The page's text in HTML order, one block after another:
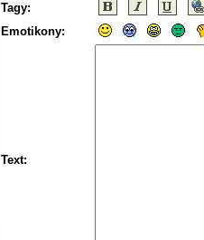
Tagy:
Emotikony:
Text: